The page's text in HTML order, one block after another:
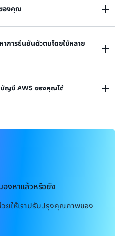
ารลงชื่อเข้าใช้คอนโซลการ
องคุณ
มูลประจำตัวใช้ไม่ได้หรือ หรือไม่มี
ถึงบัญชีผู้ใช้ที่มีสิทธิ์ใช้งานสูงสุด
การยืนยันตัวตนโดยใช้หลาย
ยใช้หลายปัจจัย (MFA) สูญหาย
บัญชี AWS ของคุณได้
งหาแล้วหรือยัง
วยให้เราปรับปรุงคุณภาพของ